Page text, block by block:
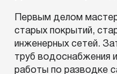
Первым делом
старых покрытий,
инженерных сетей.
труб водоснабжения
работы по разводке